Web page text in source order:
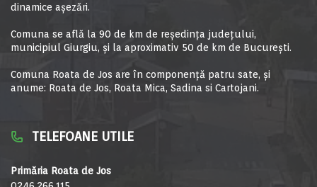
dinamice aşezări.
Comuna se află la 90 de km de reşedinţa judeţului,
municipiul Giurgiu, şi la aproximativ 50 de km de Bucureşti.
Comuna Roata de Jos are în componență patru sate, și
anume: Roata de Jos, Roata Mica, Sadina si Cartojani.
TELEFOANE UTILE
Primăria Roata de Jos